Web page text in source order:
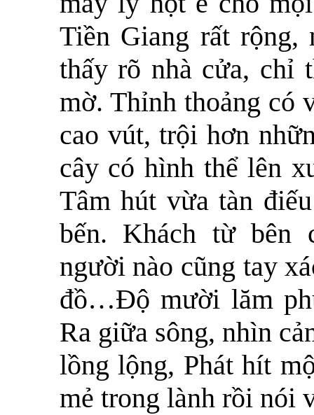
Tiền Giang rất rộng,
thấy rõ nhà cửa, chỉ
mờ. Thỉnh thoảng có
cao vút, trội hơn
cây có hình thể lên
Tâm hút vừa tàn
bến. Khách từ bên
người nào cũng tay
đồ…Độ mười lăm
Ra giữa sông, nhìn
lồng lộng, Phát hít
mẻ trong lành rồi nói